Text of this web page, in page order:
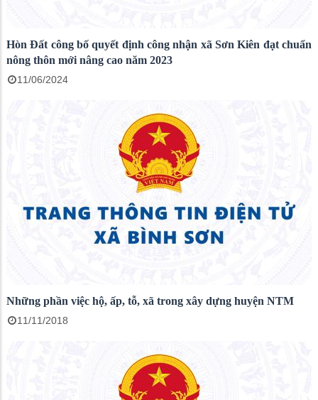
Hòn Đất công bố quyết định công nhận xã Sơn Kiên đạt chuẩn
nông thôn mới nâng cao năm 2023
11/06/2024
Những phần việc hộ, ấp, tỗ, xã trong xây dựng huyện NTM
11/11/2018